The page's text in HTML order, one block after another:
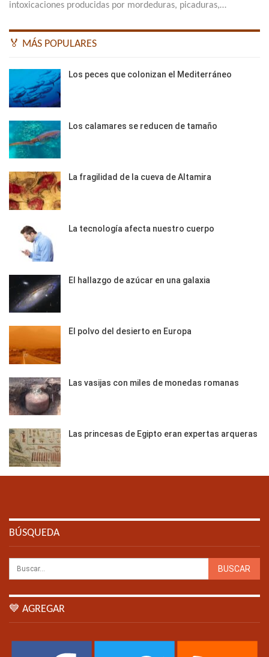
intoxicaciones producidas por mordeduras, picaduras,…
🏅 MÁS POPULARES
Los peces que colonizan el Mediterráneo
Los calamares se reducen de tamaño
La fragilidad de la cueva de Altamira
La tecnología afecta nuestro cuerpo
El hallazgo de azúcar en una galaxia
El polvo del desierto en Europa
Las vasijas con miles de monedas romanas
Las princesas de Egipto eran expertas arqueras
BÚSQUEDA
💙 AGREGAR